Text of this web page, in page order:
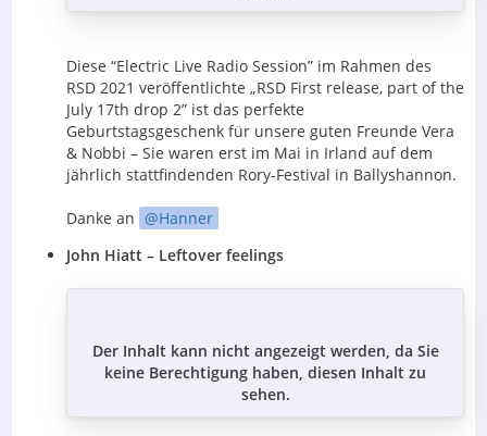
Diese “Electric Live Radio Session” im Rahmen des
RSD 2021 veröffentlichte „RSD First release, part of the
July 17th drop 2” ist das perfekte
Geburtstagsgeschenk für unsere guten Freunde Vera
& Nobbi – Sie waren erst im Mai in Irland auf dem
jährlich stattfindenden Rory-Festival in Ballyshannon.
Danke an
Hanner
John Hiatt – Leftover feelings
Der Inhalt kann nicht angezeigt werden, da Sie
keine Berechtigung haben, diesen Inhalt zu
sehen.